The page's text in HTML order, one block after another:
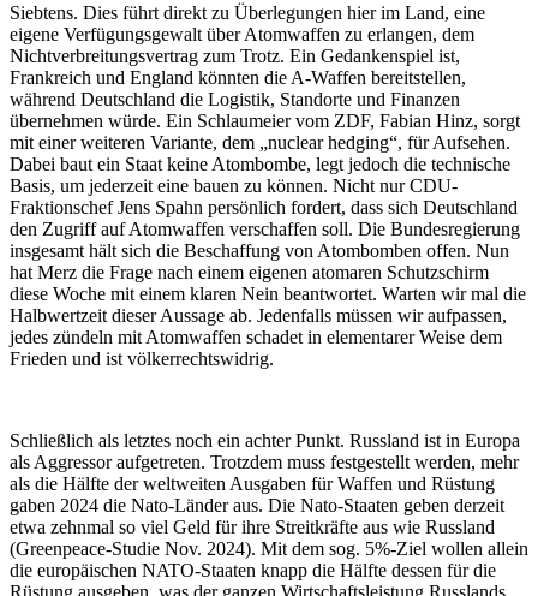
Siebtens. Dies führt direkt zu Überlegungen hier im Land, eine
eigene Verfügungsgewalt über Atomwaffen zu erlangen, dem
Nichtverbreitungsvertrag zum Trotz. Ein Gedankenspiel ist,
Frankreich und England könnten die A-Waffen bereitstellen,
während Deutschland die Logistik, Standorte und Finanzen
übernehmen würde. Ein Schlaumeier vom ZDF, Fabian Hinz, sorgt
mit einer weiteren Variante, dem „nuclear hedging“, für Aufsehen.
Dabei baut ein Staat keine Atombombe, legt jedoch die technische
Basis, um jederzeit eine bauen zu können. Nicht nur CDU-
Fraktionschef Jens Spahn persönlich fordert, dass sich Deutschland
den Zugriff auf Atomwaffen verschaffen soll. Die Bundesregierung
insgesamt hält sich die Beschaffung von Atombomben offen. Nun
hat Merz die Frage nach einem eigenen atomaren Schutzschirm
diese Woche mit einem klaren Nein beantwortet. Warten wir mal die
Halbwertzeit dieser Aussage ab. Jedenfalls müssen wir aufpassen,
jedes zündeln mit Atomwaffen schadet in elementarer Weise dem
Frieden und ist völkerrechtswidrig.
Schließlich als letztes noch ein achter Punkt. Russland ist in Europa
als Aggressor aufgetreten. Trotzdem muss festgestellt werden, mehr
als die Hälfte der weltweiten Ausgaben für Waffen und Rüstung
gaben 2024 die Nato-Länder aus. Die Nato-Staaten geben derzeit
etwa zehnmal so viel Geld für ihre Streitkräfte aus wie Russland
(Greenpeace-Studie Nov. 2024). Mit dem sog. 5%-Ziel wollen allein
die europäischen NATO-Staaten knapp die Hälfte dessen für die
Rüstung ausgeben, was der ganzen Wirtschaftsleistung Russlands